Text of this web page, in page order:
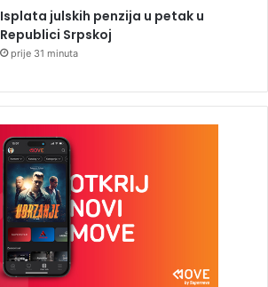
Isplata julskih penzija u petak u
Republici Srpskoj
prije 31 minuta